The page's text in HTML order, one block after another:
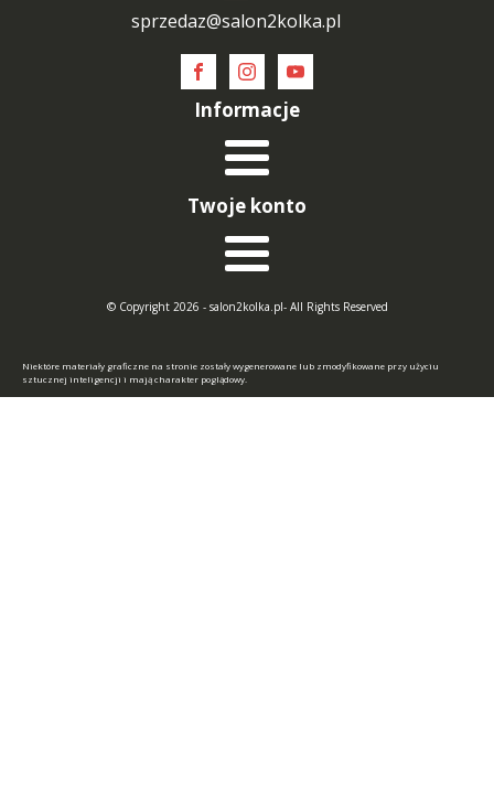
sprzedaz@salon2kolka.pl
Informacje
Twoje konto
© Copyright 2026 - salon2kolka.pl- All Rights Reserved
Niektóre materiały graficzne na stronie zostały wygenerowane lub zmodyfikowane przy użyciu
sztucznej inteligencji i mają charakter poglądowy.